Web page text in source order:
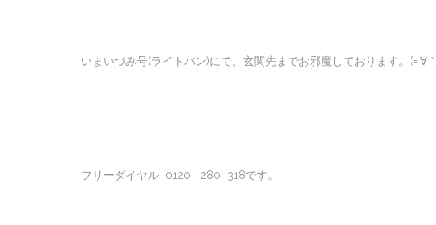
いまいづみ号(ライトバン)にて、玄関先までお邪魔しております。(=´∀
フリーダイヤル 0120 280 318です。